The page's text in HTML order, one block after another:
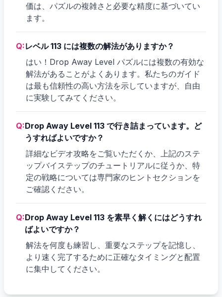
価は、パズルの複雑さと必要な精度に基づいてい
ます。
Q:レベル 113 には複数の解法がありますか？
はい！Drop Away Level パズルには複数の有効な
解法があることがよくあります。私たちのガイド
は最も信頼性の高い方法を示していますが、自由
に実験してみてください。
Q:Drop Away Level 113 で行き詰まっています。ど
うすればよいですか？
詳細なビデオ攻略をご覧いただくか、上記のステ
ップバイステップのチュートリアルに従うか、特
定の戦略については専門家のヒントセクションを
ご確認ください。
Q:Drop Away Level 113 を素早く解くにはどうすれ
ばよいですか？
解法を何度も練習し、重要なステップを記憶し、
より速く完了するために正確なタイミングと配置
に集中してください。